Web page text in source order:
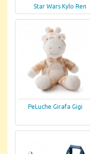
Star Wars Kylo Ren
PeLuche Girafa Gigi